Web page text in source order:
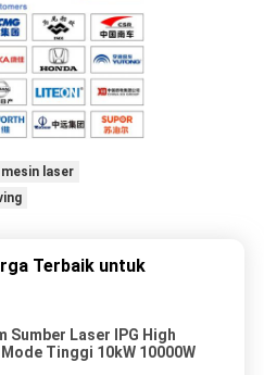
mesin laser
Terbaik untuk
Sumber Laser IPG High
Tinggi 10kW 10000W